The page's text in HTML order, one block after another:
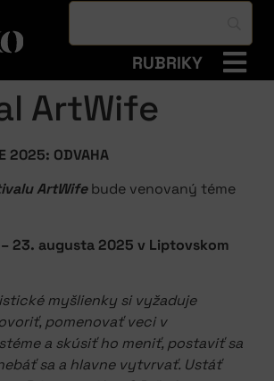
RUBRIKY
ArtWife
2025: ODVAHA
ArtWifebude venovaný téme
23. augusta 2025 v Liptovskom
myšlienky si vyžaduje
pomenovať veci v
a skúsiť ho meniť, postaviť sa
sa a hlavne vytvrvať. Ustáť